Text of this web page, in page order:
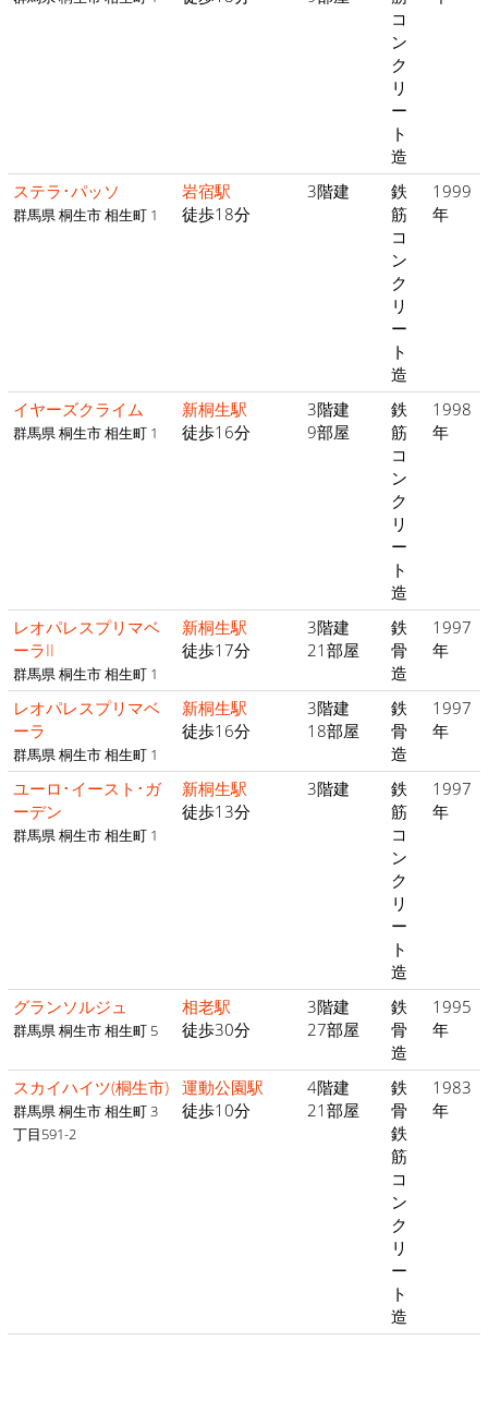
コ
ン
ク
リ
ー
ト
造
ステラ･パッソ
群馬県 桐生市 相生町 1
岩宿駅
徒歩18分
3階建
鉄
筋
コ
ン
ク
リ
ー
ト
造
1999
年
イヤーズクライム
群馬県 桐生市 相生町 1
新桐生駅
徒歩16分
3階建
9部屋
鉄
筋
コ
ン
ク
リ
ー
ト
造
1998
年
レオパレスプリマベ
ーラII
群馬県 桐生市 相生町 1
新桐生駅
徒歩17分
3階建
21部屋
鉄
骨
造
1997
年
レオパレスプリマベ
ーラ
群馬県 桐生市 相生町 1
新桐生駅
徒歩16分
3階建
18部屋
鉄
骨
造
1997
年
ユーロ･イースト･ガ
ーデン
群馬県 桐生市 相生町 1
新桐生駅
徒歩13分
3階建
鉄
筋
コ
ン
ク
リ
ー
ト
造
1997
年
グランソルジュ
群馬県 桐生市 相生町 5
相老駅
徒歩30分
3階建
27部屋
鉄
骨
造
1995
年
スカイハイツ(桐生市)
群馬県 桐生市 相生町 3
丁目591-2
運動公園駅
徒歩10分
4階建
21部屋
鉄
骨
鉄
筋
コ
ン
ク
リ
ー
ト
造
1983
年